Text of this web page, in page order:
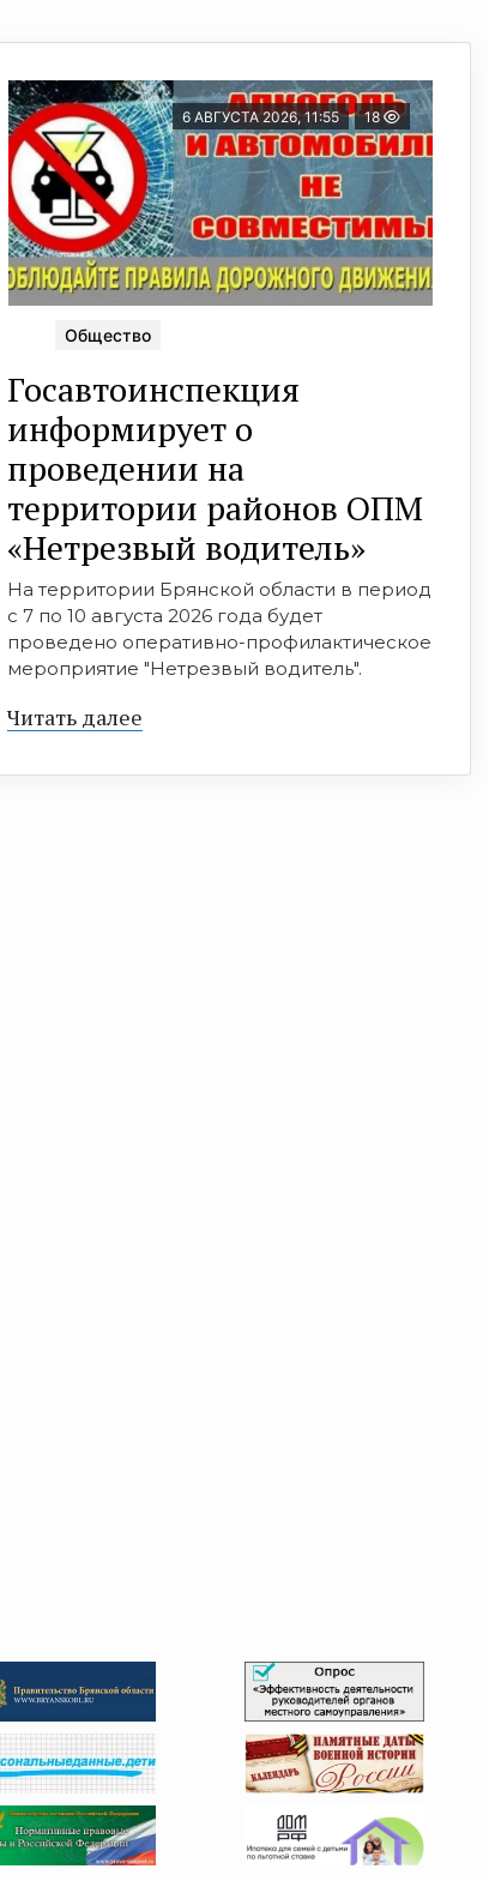
6 АВГУСТА 2026, 11:55 18
Общество
Госавтоинспекция
информирует о
проведении на
территории районов ОПМ
«Нетрезвый водитель»
На территории Брянской области в период
с 7 по 10 августа 2026 года будет
проведено оперативно-профилактическое
мероприятие "Нетрезвый водитель".
Читать далее